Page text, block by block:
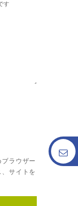
す
ラウザー
サイトを